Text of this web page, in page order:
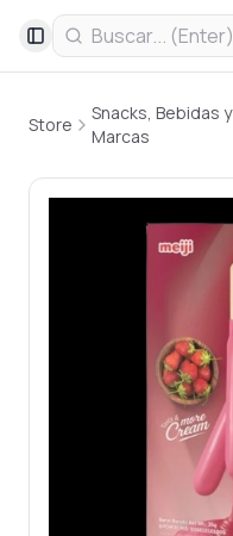
Toggle Sidebar
Store
Snacks, Bebidas y
Marcas